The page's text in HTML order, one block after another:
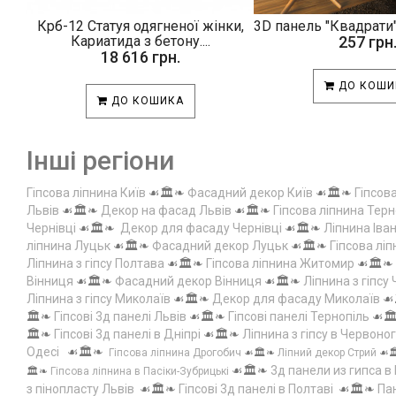
Крб-12 Статуя одягненої жінки,
Кариатида з бетону....
18 616 грн.
ДО КОШИКА
3D панель
257 грн.
ДО
Інші регіони
Гіпсова ліпнина Київ ☙🏛️❧ Фасадний декор Київ ☙🏛️❧
Львів ☙🏛️❧ Декор на фасад Львів ☙🏛️❧ Гіпсова ліпнина
Чернівці ☙🏛️❧ Декор для фасаду Чернівці ☙🏛️❧ Ліпнина
ліпнина Луцьк ☙🏛️❧ Фасадний декор Луцьк ☙🏛️❧ Гіпсова
Ліпнина з гіпсу Полтава ☙🏛️❧ Гіпсова ліпнина Житомир ☙🏛️❧
Вінниця ☙🏛️❧ Фасадний декор Вінниця ☙🏛️❧ Ліпнина з гіпсу
Ліпнина з гіпсу Миколаїв ☙🏛️❧ Декор для фасаду Миколаїв
🏛️❧ Гіпсові 3д панелі Львів ☙🏛️❧ Гіпсові панелі Тернопіль
🏛️❧ Гіпсові 3д панелі в Дніпрі ☙🏛️❧ Ліпнина з гіпсу в
Одесі ☙🏛️❧ Гіпсова ліпнина Дрогобич ☙🏛️❧ Ліпний декор Стрий
🏛️❧ Гіпсова ліпнина в Пасіки-Зубрицькі ☙🏛️❧ 3д панели из гипса
з пінопласту Львів ☙🏛️❧ Гіпсові 3д панелі в Полтаві ☙🏛️❧